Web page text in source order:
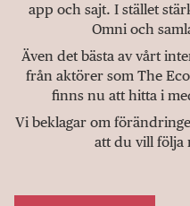
app och sajt. I stället
Omni och
Även det bästa av vårt
från aktörer som The
finns nu att hitta i
Vi beklagar om
att du vill följa